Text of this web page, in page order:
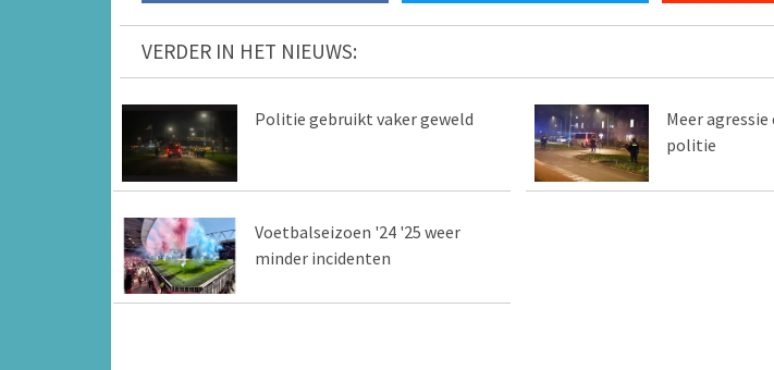
VERDER IN HET NIEUWS:
Politie gebruikt vaker geweld
Meer
politie
Voetbalseizoen '24 '25 weer
minder incidenten